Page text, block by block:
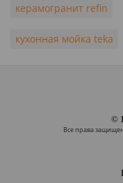
керамогранит refin
кухонная мойка teka
©
Все права